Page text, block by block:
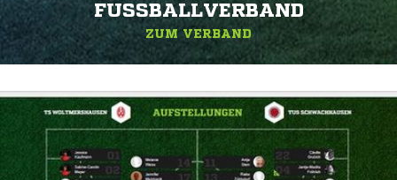
FUSSBALLVERBAND
ZUM VERBAND